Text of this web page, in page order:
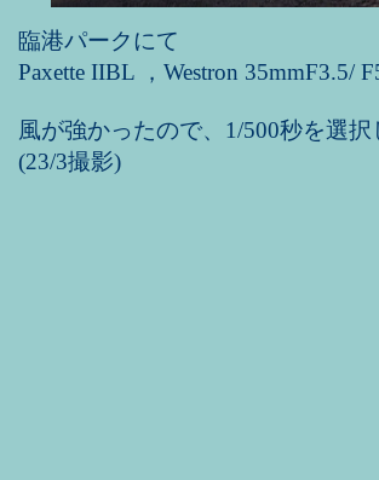
臨港パークにて
Paxette IIBL ，Westron 35mmF3.5/
風が強かったので、1/500秒を選択
(23/3撮影)